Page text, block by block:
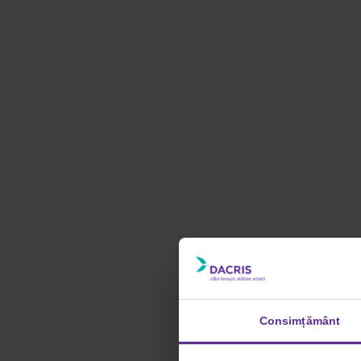
Consimțământ